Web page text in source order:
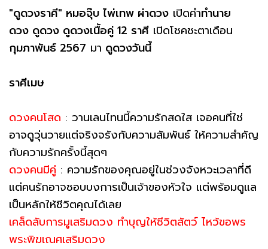
"ดูดวงราศี" หมอจุ๊บ ไพ่เทพ ผ่าดวง เปิดคำทำนาย
ดวง ดูดวง ดูดวงเนื้อคู่ 12 ราศี เปิดโชคชะตาเดือน
กุมภาพันธ์ 2567 มา ดูดวงวันนี้
ราศีเมษ
ดวงคนโสด : วานเลนไทนนี้ความรักสดใส เจอคนที่ใช่
อาจดูวุ่นวายแต่จริงจรังกับความสัมพันธ์ ให้ความสำคัญ
กับความรักครั้งนี้สุดๆ
ดวงคนมีคู่ : ความรักของคุณอยู่ในช่วงจังหวะเวลาที่ดี
แต่คนรักอาจชอบบงการเป็นเจ้าของหัวใจ แต่พร้อมดูแล
เป็นหลักให้ชีวิตคุณได้เลย
เคล็ดลับการมูเสริมดวง ทำบุญให้ชีวิตสัตว์ ไหว้ขอพร
พระพิฆเณศเสริมดวง